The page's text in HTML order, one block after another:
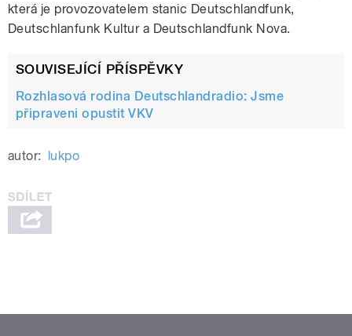
která je provozovatelem stanic Deutschlandfunk,
Deutschlanfunk Kultur a Deutschlandfunk Nova.
SOUVISEJÍCÍ PŘÍSPĚVKY
Rozhlasová rodina Deutschlandradio: Jsme
připraveni opustit VKV
autor: lukpo